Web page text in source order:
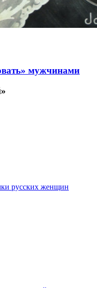
мужчинами
русских женщин